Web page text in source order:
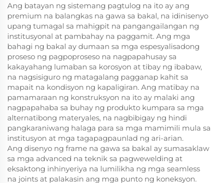
Ang batayan ng sistemang pagtulog na ito ay ang
premium na balangkas na gawa sa bakal, na idinisenyo
upang tumagal sa mahigpit na pangangailangan ng
institusyonal at pambahay na paggamit. Ang mga
bahagi ng bakal ay dumaan sa mga espesyalisadong
proseso ng pagpoproseso na nagpapahusay sa
kakayahang lumaban sa korosyon at tibay ng ibabaw,
na nagsisiguro ng matagalang pagganap kahit sa
mapait na kondisyon ng kapaligiran. Ang matibay na
pamamaraan ng konstruksyon na ito ay malaki ang
nagpapahaba sa buhay ng produkto kumpara sa mga
alternatibong materyales, na nagbibigay ng hindi
pangkaraniwang halaga para sa mga mamimili mula sa
institusyon at mga tagapagpaunlad ng ari-arian.
Ang disenyo ng frame na gawa sa bakal ay sumasaklaw
sa mga advanced na teknik sa pagwewelding at
eksaktong inhinyeriya na lumilikha ng mga seamless
na joints at palakasin ang mga punto ng koneksyon.